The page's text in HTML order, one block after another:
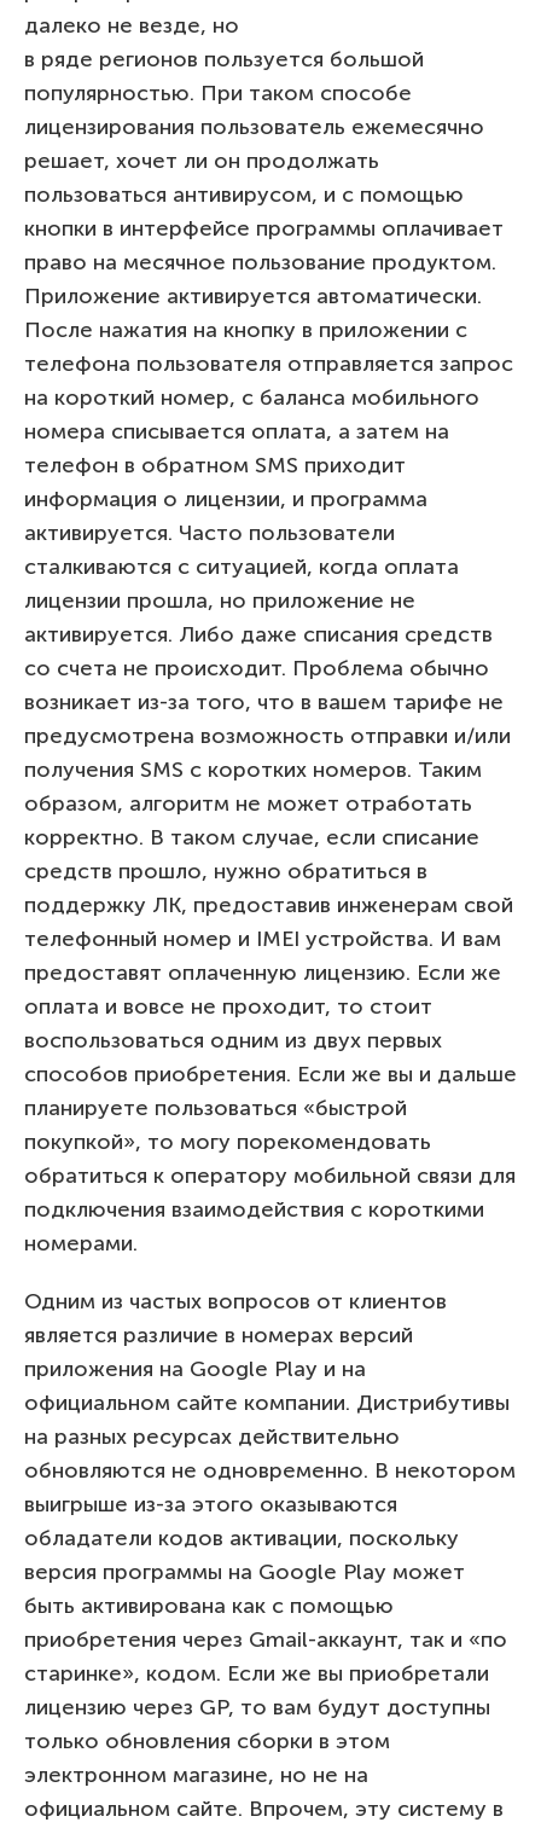
далеко не везде, но
в ряде регионов пользуется большой
популярностью. При таком способе
лицензирования пользователь ежемесячно
решает, хочет ли он продолжать
пользоваться антивирусом, и с помощью
кнопки в интерфейсе программы оплачивает
право на месячное пользование продуктом.
Приложение активируется автоматически.
После нажатия на кнопку в приложении с
телефона пользователя отправляется запрос
на короткий номер, с баланса мобильного
номера списывается оплата, а затем на
телефон в обратном SMS приходит
информация о лицензии, и программа
активируется. Часто пользователи
сталкиваются с ситуацией, когда оплата
лицензии прошла, но приложение не
активируется. Либо даже списания средств
со счета не происходит. Проблема обычно
возникает из-за того, что в вашем тарифе не
предусмотрена возможность отправки и/или
получения SMS с коротких номеров. Таким
образом, алгоритм не может отработать
корректно. В таком случае, если списание
средств прошло, нужно обратиться в
поддержку ЛК, предоставив инженерам свой
телефонный номер и IMEI устройства. И вам
предоставят оплаченную лицензию. Если же
оплата и вовсе не проходит, то стоит
воспользоваться одним из двух первых
способов приобретения. Если же вы и дальше
планируете пользоваться «быстрой
покупкой», то могу порекомендовать
обратиться к оператору мобильной связи для
подключения взаимодействия с короткими
номерами.
Одним из частых вопросов от клиентов
является различие в номерах версий
приложения на Google Play и на
официальном сайте компании. Дистрибутивы
на разных ресурсах действительно
обновляются не одновременно. В некотором
выигрыше из-за этого оказываются
обладатели кодов активации, поскольку
версия программы на Google Play может
быть активирована как с помощью
приобретения через Gmail-аккаунт, так и «по
старинке», кодом. Если же вы приобретали
лицензию через GP, то вам будут доступны
только обновления сборки в этом
электронном магазине, но не на
официальном сайте. Впрочем, эту систему в